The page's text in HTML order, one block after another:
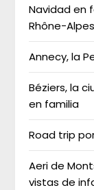
Navidad en
Rhône-Alpes
Annecy, la
Béziers, la
en familia
Road trip
Aeri de
vistas de